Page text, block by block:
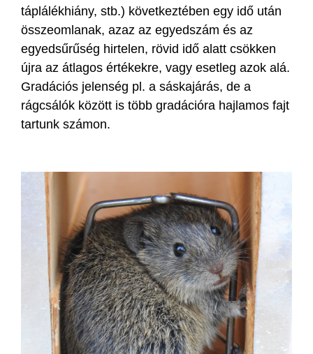
táplálékhiány, stb.) következtében egy idő után
összeomlanak, azaz az egyedszám és az
egyedsűrűség hirtelen, rövid idő alatt csökken
újra az átlagos értékekre, vagy esetleg azok alá.
Gradációs jelenség pl. a sáskajárás, de a
rágcsálók között is több gradációra hajlamos fajt
tartunk számon.